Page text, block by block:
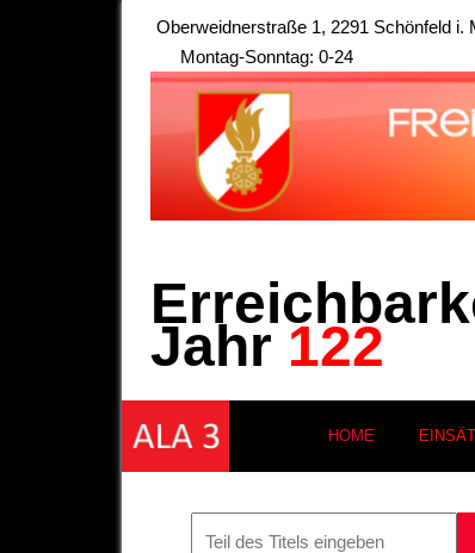
Oberweidnerstraße 1, 2291 Schönfeld i.
Montag-Sonntag: 0-24
Jahr 122
HOME